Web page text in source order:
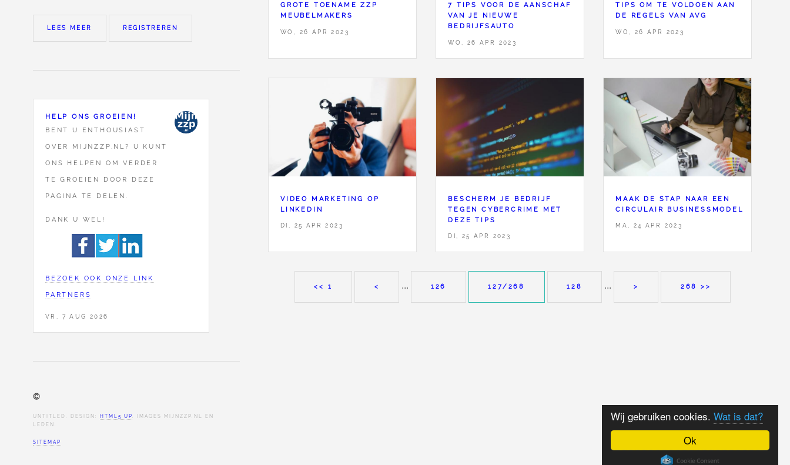
Ok
Wij gebruiken cookies. Wat is dat?
LEES MEER REGISTREREN
HELP ONS GROEIEN!
BENT U ENTHOUSIAST
OVER MIJNZZP.NL? U KUNT
ONS HELPEN OM VERDER
TE GROEIEN DOOR DEZE
PAGINA TE DELEN.
DANK U WEL!
BEZOEK OOK ONZE LINK
PARTNERS
VR, 7 AUG 2026
©
UNTITLED. DESIGN: HTML5 UP . IMAGES MIJNZZP.NL EN
LEDEN.
SITEMAP
GROTE TOENAME ZZP
MEUBELMAKERS
WO, 26 APR 2023
7 TIPS VOOR DE AANSCHAF
VAN JE NIEUWE
BEDRIJFSAUTO
WO, 26 APR 2023
TIPS OM TE VOLDOEN AAN
DE REGELS VAN AVG
WO, 26 APR 2023
VIDEO MARKETING OP
LINKEDIN
DI, 25 APR 2023
BESCHERM JE BEDRIJF
TEGEN CYBERCRIME MET
DEZE TIPS
DI, 25 APR 2023
MAAK DE STAP NAAR EEN
CIRCULAIR BUSINESSMODEL
MA, 24 APR 2023
<< 1 < ... 126 127/268 128 ... > 268 >>